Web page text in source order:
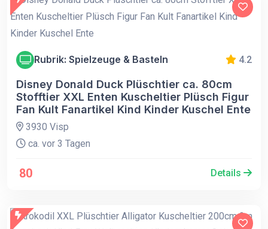
Rubrik: Spielzeuge & Basteln 4.2
Disney Donald Duck Plüschtier ca. 80cm
Stofftier XXL Enten Kuscheltier Plüsch Figur
Fan Kult Fanartikel Kind Kinder Kuschel Ente
3930 Visp
ca. vor 3 Tagen
80 Details